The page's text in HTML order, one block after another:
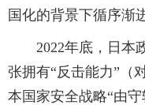
国化的背景下循序渐
2022年底，日本
张拥有“反击能力”（
本国家安全战略“由